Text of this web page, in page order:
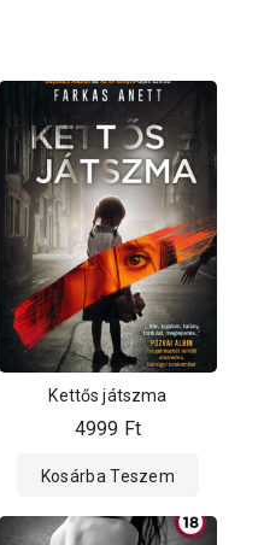
Kettős játszma
4999 Ft
Kosárba Teszem